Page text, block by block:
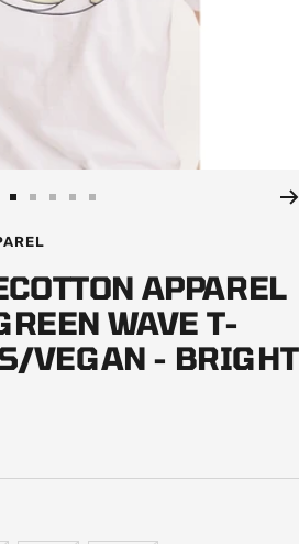
till till
2
3 4 5
APPAREL
WAVE T-
VEGAN - BRIGHT